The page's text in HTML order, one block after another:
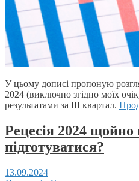
У цьому дописі пропоную
2024 (виключно згідно моїх
результатами за ІІІ квартал.
Рецесія 2024
підготуватися?
13.09.2024